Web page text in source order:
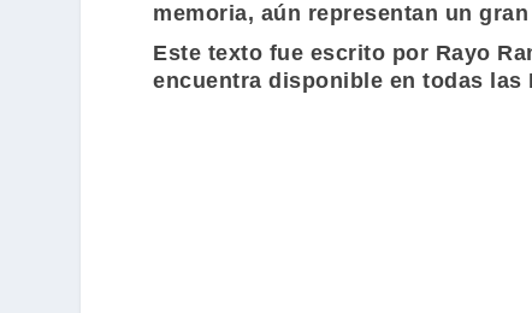
memoria, aún representan un
Este texto fue escrito por Rayo
encuentra disponible en todas las